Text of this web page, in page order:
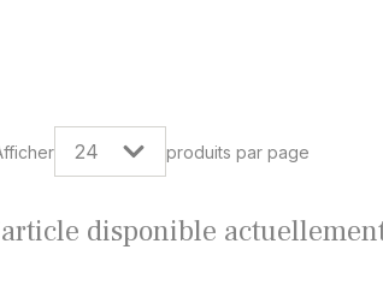
produits par page
disponible